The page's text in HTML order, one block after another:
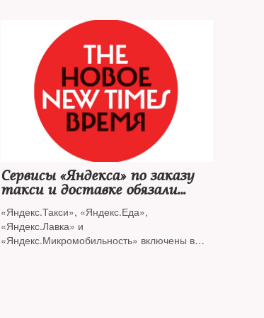
Сервисы «Яндекса» по заказу
такси и доставке обязали
передавать данные
пользователей силовикам
«Яндекс.Такси», «Яндекс.Еда»,
«Яндекс.Лавка» и
«Яндекс.Микромобильность» включены в